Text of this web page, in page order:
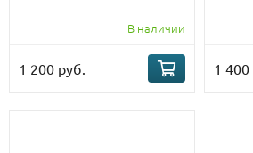
В наличии
1 200 руб. 1 400